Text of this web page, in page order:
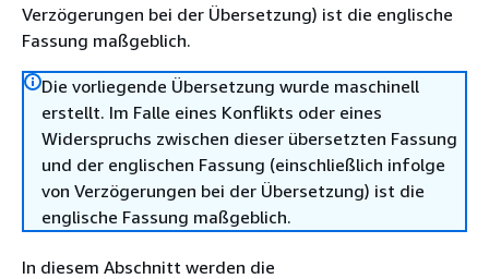
Verzögerungen bei der Übersetzung) ist die englische
Fassung maßgeblich.
Die vorliegende Übersetzung wurde maschinell
erstellt. Im Falle eines Konflikts oder eines
Widerspruchs zwischen dieser übersetzten Fassung
und der englischen Fassung (einschließlich infolge
von Verzögerungen bei der Übersetzung) ist die
englische Fassung maßgeblich.
In diesem Abschnitt werden die